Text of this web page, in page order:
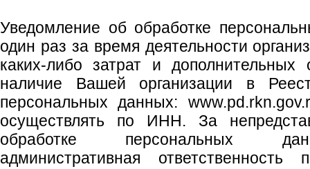
Уведомление об обработке
один раз за время деятельности
каких-либо затрат и дополнительных
наличие Вашей организации в
персональных данных:
осуществлять по ИНН. За
обработке персональных
административная